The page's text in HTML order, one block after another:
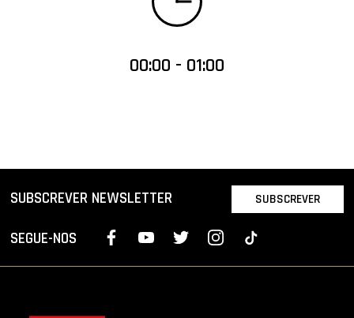
00:00 - 01:00
SUBSCREVER NEWSLETTER SUBSCREVER
SEGUE-NOS